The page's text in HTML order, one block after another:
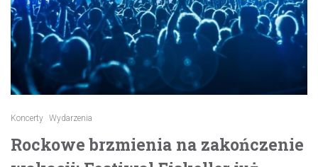
Koncerty Wydarzenia
Rockowe brzmienia na zakończenie